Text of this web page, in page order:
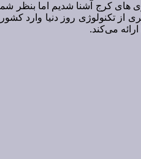
های کرج آشنا شدیم اما
از تکنولوژی روز دنیا
می‌کند.